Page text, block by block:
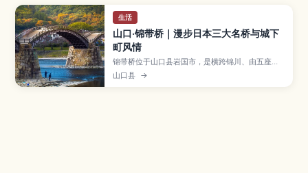
生活
山口·锦带桥｜漫步日本三大名桥与城下
町风情
锦带桥位于山口县岩国市，是横跨锦川、由五座木
造拱桥组成、被誉为日本三大名桥之一的历史景
点。文章将介绍桥梁的建造故事与重建历程、春樱
山口县 →